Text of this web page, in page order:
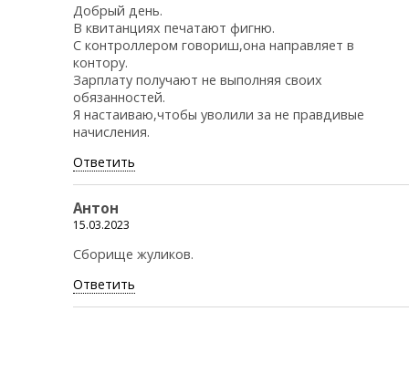
Добрый день.
В квитанциях печатают фигню.
С контроллером говориш,она направляет в
контору.
Зарплату получают не выполняя своих
обязанностей.
Я настаиваю,чтобы уволили за не правдивые
начисления.
Ответить
Антон
15.03.2023
Сборище жуликов.
Ответить